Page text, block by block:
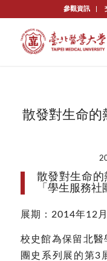
參觀資訊
散發對生命的
散發對生命
「學生服務社
展期：2014年12
校史館為保留北
團史系列展的第3